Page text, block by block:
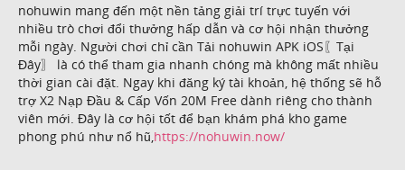
nohuwin mang đến một nền tảng giải trí trực tuyến với
nhiều trò chơi đổi thưởng hấp dẫn và cơ hội nhận thưởng
mỗi ngày. Người chơi chỉ cần Tải nohuwin APK iOS〖Tại
Đây〗 là có thể tham gia nhanh chóng mà không mất nhiều
thời gian cài đặt. Ngay khi đăng ký tài khoản, hệ thống sẽ hỗ
trợ X2 Nạp Đầu & Cấp Vốn 20M Free dành riêng cho thành
viên mới. Đây là cơ hội tốt để bạn khám phá kho game
phong phú như nổ hũ,https://nohuwin.now/